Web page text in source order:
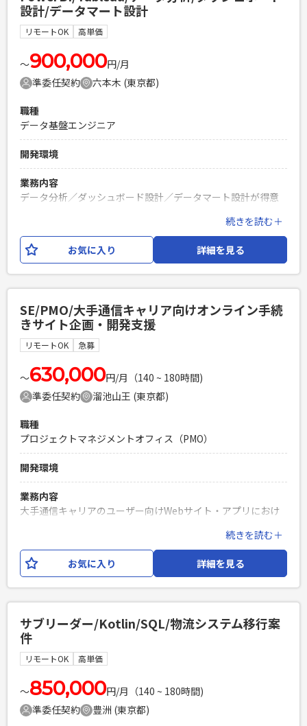
SEO）業務 └メルマガ業務 └集計・定型業務 【ご参加い
ただきたい定例MTG】（※変動する可能性あり） ・毎日朝礼
9:00〜（朝会は参加不要になる可能性あり） ・月曜日10:00〜
30分程度 ・水曜日13:00〜14:00、15:00〜16:00 ・木曜日
15:00〜16:00 ・毎月第二金曜日13:00~14:30
・マーケティング戦略と戦術の検討と立案ができる方 ・チー
ムリーダーやプロジェクトリーダーの経験 ・Web広告の運
用〜予算の管理までの経験 ・KPI設計、管理経験 ・Webサイ
トの課題を見つけ解決方法まで立案できる方 ・ロジカルに物
事を俯瞰し、建設的な対話ができる方 ・CMSの操作経験
（Webサイトの更新やページ作成） ・データ分析とレポート
作成経験 ・業務での生成AIの活用経験
PHPを用いたWebサービスの開発経験4年以上
Laravelを用いた開発経験1年以上
エンジニア複数人のチームでの開発経験
設計/データマート設計
リモートOK 高単価
〜900,000円/月
準委任契約
六本木 (東京都)
職種
データ基盤エンジニア
開発環境
業務内容
データ分析／ダッシュボード設計／データマート設計が得意
ートのPower BIによるダッシュボート化 すでに、OBU/RDBU
のPower BIで作成されたダッシュボートがあるので、それを
ほかのBUへ最適化・横展開する 2. 分析レポートを作成するた
必須スキル
・Power BIを利用したダッシュボード設計・開発経験 ・デー
タマート設計および要件定義経験 ・複数データソースの統
合・データモデリング経験
PHPを用いたWebサービスの開発経験4年以上
Laravelを用いた開発経験1年以上
エンジニア複数人のチームでの開発経験
続きを読む＋
お気に入り 詳細を見る
SE/PMO/大手通信キャリア向けオンライン手続
きサイト企画・開発支援
リモートOK 急募
〜630,000円/月（140 ~ 180時間)
準委任契約
溜池山王 (東京都)
職種
プロジェクトマネジメントオフィス（PMO）
開発環境
業務内容
大手通信キャリアのユーザー向けWebサイト・アプリにおけ
トの開発プロジェクトにて、企画・要件整理・開発推進をご
担当いただきます。 開発はオフショア体制となる可能性があ
り、関係各所との調整や開発管理などPMOに近い立ち位置で
プロジェクト推進
必須スキル
・Webシステム開発におけるSEのご経験（2年以上） ・要件
定義のご経験（2年以上） ・仕様書・設計書を理解し、開発チ
ームや関係者と円滑に連携した経験 ・通信携帯キャリア案件
での業務のご経験
続きを読む＋
お気に入り 詳細を見る
サブリーダー/Kotlin/SQL/物流システム移行案
件
リモートOK 高単価
〜850,000円/月（140 ~ 180時間)
準委任契約
豊洲 (東京都)